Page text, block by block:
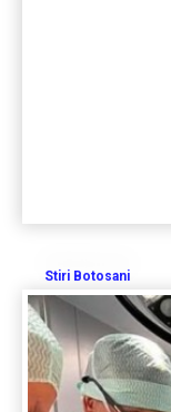
Stiri Botosani